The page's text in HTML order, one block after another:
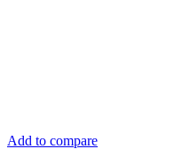
Add to compare